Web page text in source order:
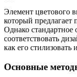
Элемент цветового
который предлагает
Однако стандартное
соответствовать
как его
Основные